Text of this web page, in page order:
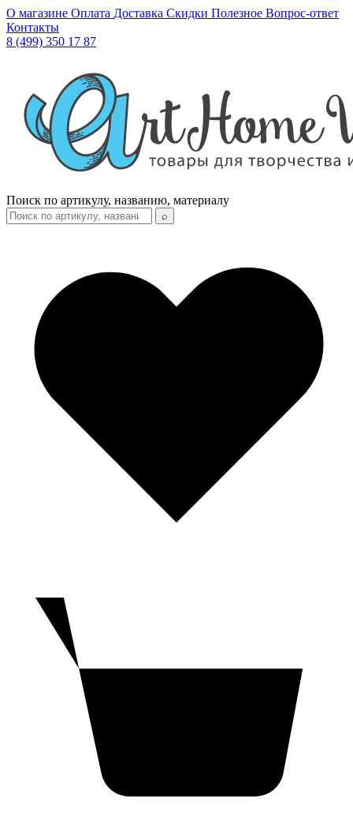
О магазине Оплата Доставка Скидки Полезное Вопрос-ответ
Контакты
8 (499) 350 17 87
Поиск по артикулу, названию, материалу
⌕